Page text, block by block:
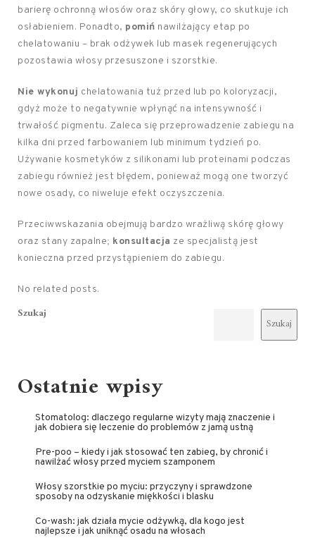
barierę ochronną włosów oraz skóry głowy, co skutkuje ich
osłabieniem. Ponadto, pomiń nawilżający etap po
chelatowaniu – brak odżywek lub masek regenerujących
pozostawia włosy przesuszone i szorstkie.
Nie wykonuj chelatowania tuż przed lub po koloryzacji,
gdyż może to negatywnie wpłynąć na intensywność i
trwałość pigmentu. Zaleca się przeprowadzenie zabiegu na
kilka dni przed farbowaniem lub minimum tydzień po.
Używanie kosmetyków z silikonami lub proteinami podczas
zabiegu również jest błędem, ponieważ mogą one tworzyć
nowe osady, co niweluje efekt oczyszczenia.
Przeciwwskazania obejmują bardzo wrażliwą skórę głowy
oraz stany zapalne; konsultacja ze specjalistą jest
konieczna przed przystąpieniem do zabiegu.
No related posts.
Szukaj
Szukaj
Ostatnie wpisy
Stomatolog: dlaczego regularne wizyty mają znaczenie i
jak dobiera się leczenie do problemów z jamą ustną
Pre-poo – kiedy i jak stosować ten zabieg, by chronić i
nawilżać włosy przed myciem szamponem
Włosy szorstkie po myciu: przyczyny i sprawdzone
sposoby na odzyskanie miękkości i blasku
Co-wash: jak działa mycie odżywką, dla kogo jest
najlepsze i jak uniknąć osadu na włosach